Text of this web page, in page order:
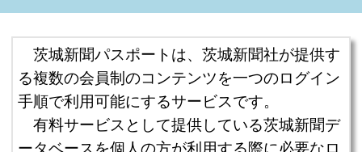
茨城新聞パスポートは、茨城新聞社が提供す
る複数の会員制のコンテンツを一つのログイン
手順で利用可能にするサービスです。
有料サービスとして提供している茨城新聞デ
ータベースを個人の方が利用する際に必要なロ